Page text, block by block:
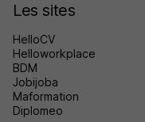
Les sites
HelloCV
Helloworkplace
BDM
Jobijoba
Maformation
Diplomeo